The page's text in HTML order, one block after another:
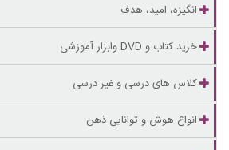
انگیزه، امید، هدف
خرید کتاب و DVD وابزار آموزشی
کلاس های درسی و غیر درسی
انواع هوش و توانایی ذهن